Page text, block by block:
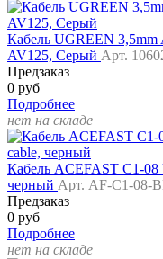
Кабель UGREEN
AV125, Серый Арт.
Предзаказ
0 руб
Подробнее
нет на складе
Кабель ACEFAST C1-08
черный Арт. AF-C1-08-
Предзаказ
0 руб
Подробнее
нет на складе